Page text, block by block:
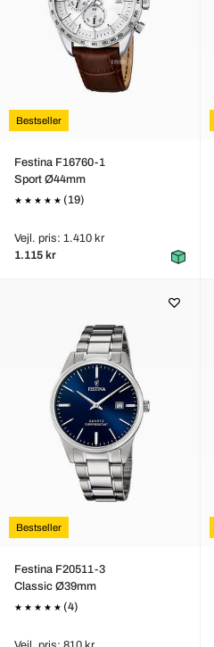
Bestseller
Festina F16760-1
Sport Ø44mm
(19)
Vejl. pris: 1.410 kr
1.115 kr
Bestseller
Festina F20511-3
Classic Ø39mm
(4)